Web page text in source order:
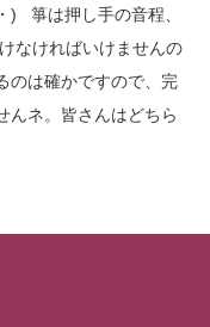
) 箏は押し手の音程、
なければいけませんの
のは確かですので、完
んネ。皆さんはどちら